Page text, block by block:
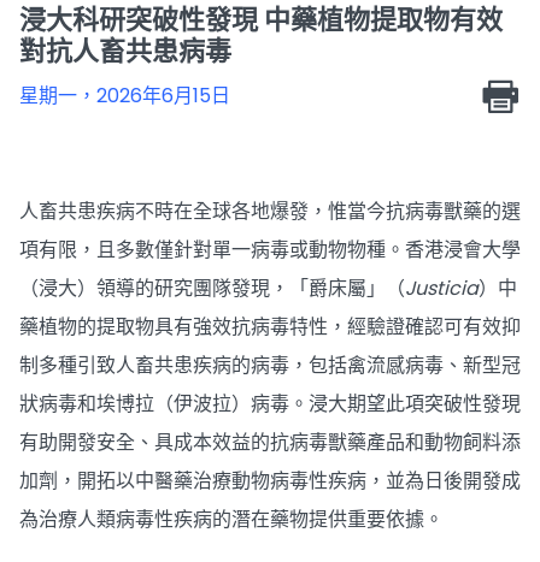
浸大科研突破性發現 中藥植物提取物有效
對抗人畜共患病毒
星期一，2026年6月15日
人畜共患疾病不時在全球各地爆發，惟當今抗病毒獸藥的選
項有限，且多數僅針對單一病毒或動物物種。香港浸會大學
（浸大）領導的研究團隊發現，「爵床屬」（Justicia）中
藥植物的提取物具有強效抗病毒特性，經驗證確認可有效抑
制多種引致人畜共患疾病的病毒，包括禽流感病毒、新型冠
狀病毒和埃博拉（伊波拉）病毒。浸大期望此項突破性發現
有助開發安全、具成本效益的抗病毒獸藥產品和動物飼料添
加劑，開拓以中醫藥治療動物病毒性疾病，並為日後開發成
為治療人類病毒性疾病的潛在藥物提供重要依據。